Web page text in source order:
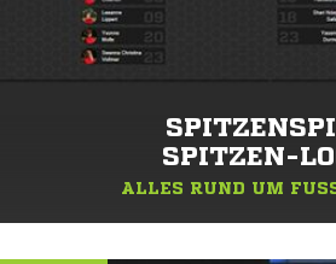
SPITZEN-
ALLES RUND UM